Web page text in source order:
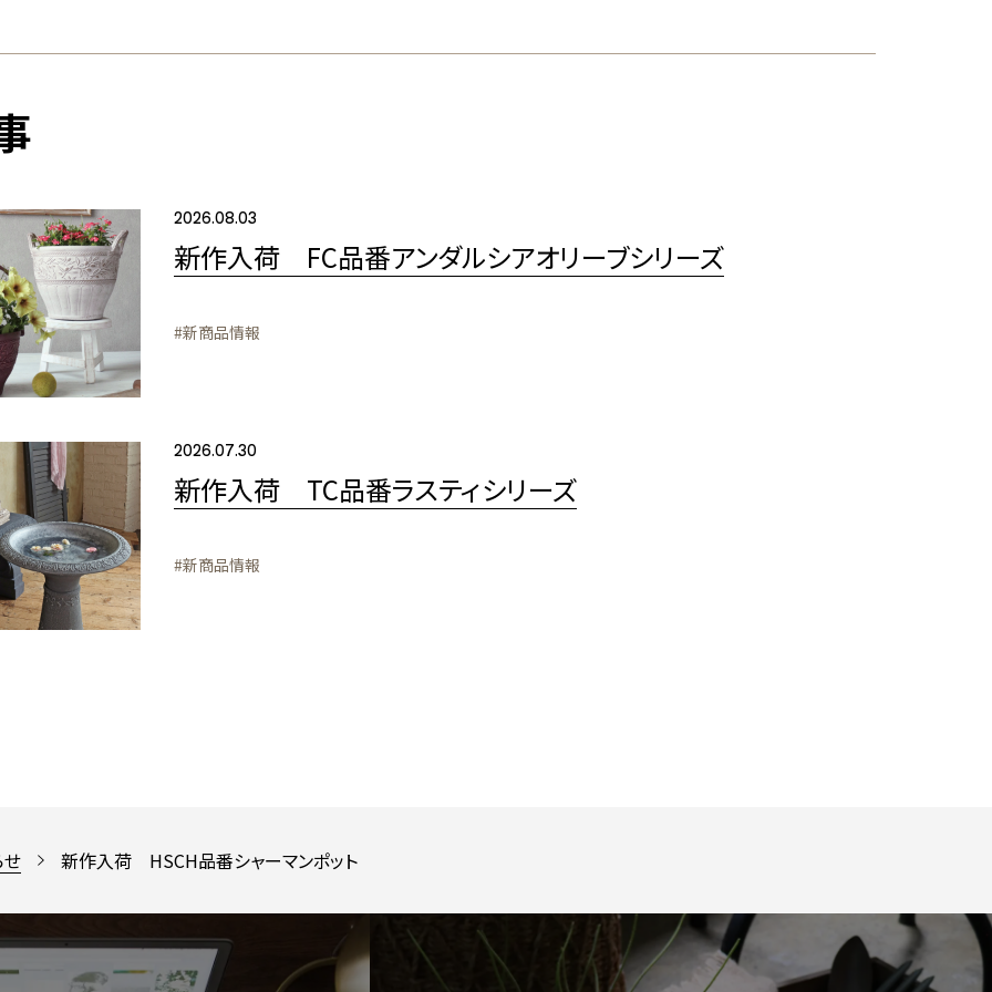
2026.08.03
新作入荷 FC品番アンダルシアオリーブシリーズ
#新商品情報
2026.07.30
新作入荷 TC品番ラスティシリーズ
#新商品情報
新作入荷 HSCH品番シャーマンポット